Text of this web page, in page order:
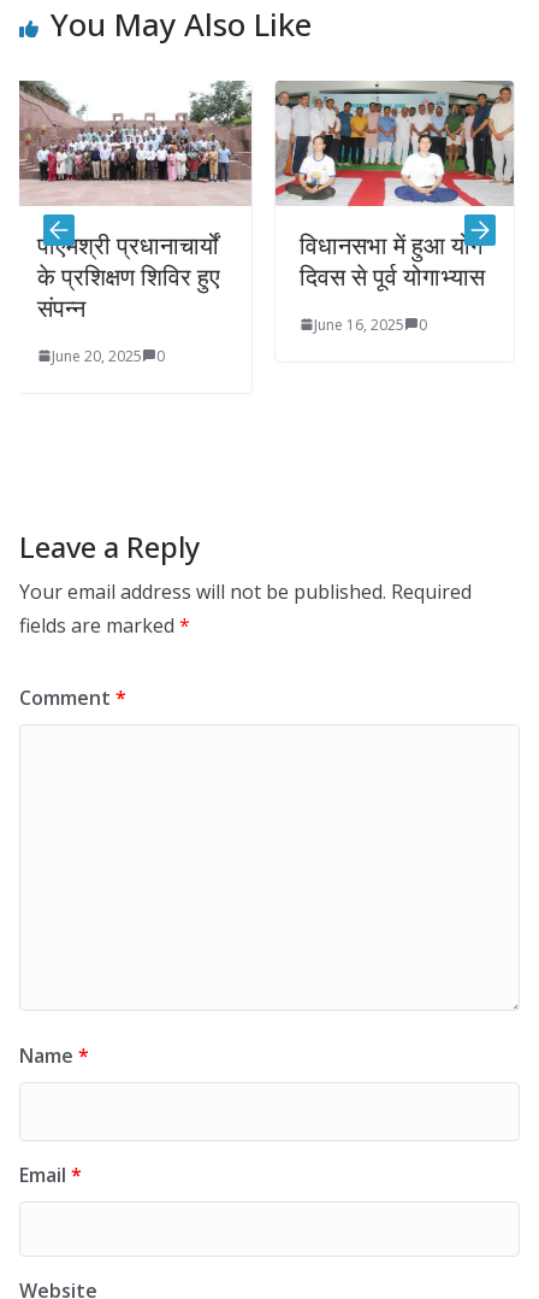
You May Also Like
प्रधानाचार्यों
शिविर हुए
2025 0
विधानसभा में हुआ योग
दिवस से पूर्व योगाभ्यास
June 16, 2025 0
यूपी-
जुआंरी
March
Leave a Reply
Your email address will not be published. Required
fields are marked *
Comment *
Name *
Email *
Website